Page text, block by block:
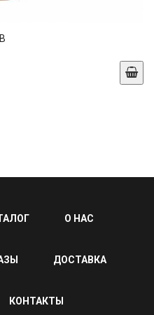
О НАС
ДОСТАВКА
КОНТАКТЫ